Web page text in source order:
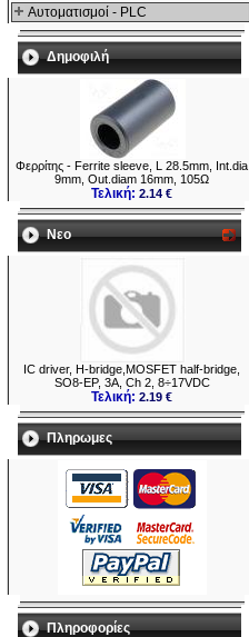
Αυτοματισμοί - PLC
Δημοφιλή
Φερρίτης - Ferrite sleeve, L 28.5mm, Int.dia
9mm, Out.diam 16mm, 105Ω
Τελική:2.14 €
Νεο
IC driver, H-bridge,MOSFET half-bridge,
SO8-EP, 3A, Ch 2, 8÷17VDC
Τελική:2.19 €
Πληρωμες
Πληροφορίες